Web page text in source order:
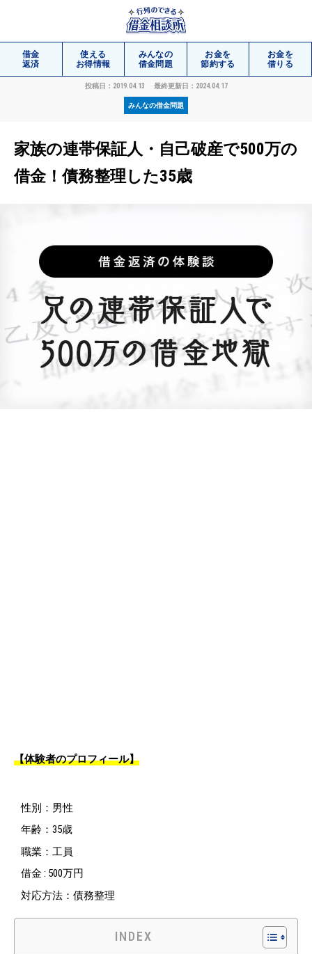
借金
返済
使える
お得情報
みんなの
借金問題
お金を
節約する
お金を
借りる
投稿日：2019.04.13 最終更新日：2024.04.17
みんなの借金問題
家族の連帯保証人・自己破産で500万の
借金！債務整理した35歳
【体験者のプロフィール】
性別：男性
年齢：35歳
職業：工員
借金 : 500万円
対応方法：債務整理
INDEX